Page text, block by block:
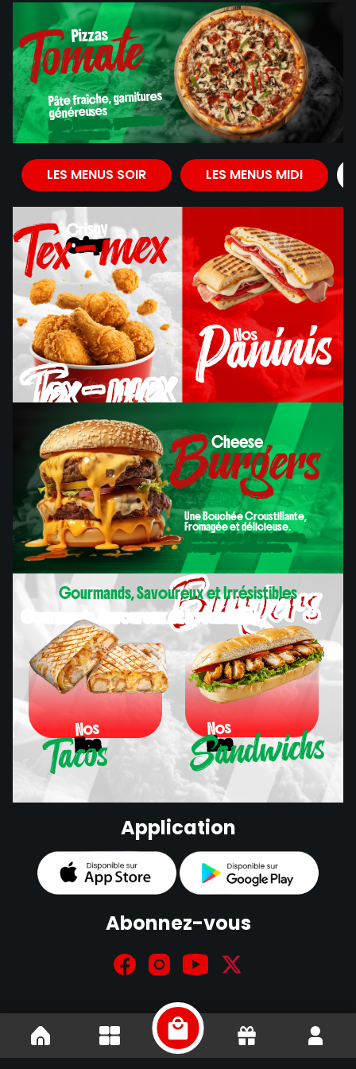
Pizzas
Pizzas
Tomate
Tomate
Pâte fraîche, garnitures
généreuses
Pâte fraîche, garnitures
généreuses
LES MENUS SOIR LES MENUS MIDI
Crispy
Crispy
Tex-mex
Tex-mex
Nos
Nos
Paninis
Paninis
Cheese
Cheese
Burgers
Burgers
Une Bouchée Croustillante,
Fromagée et délicieuse.
Une Bouchée Croustillante,
Fromagée et délicieuse.
Gourmands, Savoureux et Irrésistibles
Gourmands, Savoureux et Irrésistibles
Nos
Nos
Tacos
Tacos
Nos
Nos
Sandwichs
Sandwichs
Application
Abonnez-vous